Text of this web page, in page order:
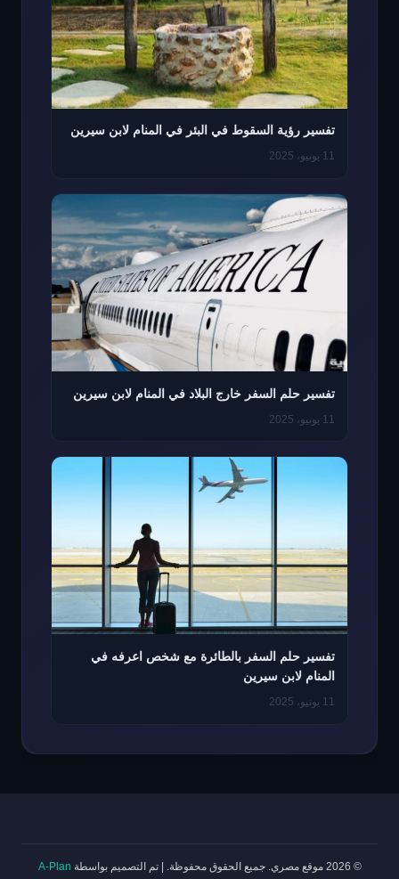
تفسير رؤية السقوط في البئر في المنام لابن سيرين
11 يونيو، 2025
تفسير حلم السفر خارج البلاد في المنام لابن سيرين
11 يونيو، 2025
تفسير حلم السفر بالطائرة مع شخص اعرفه في
المنام لابن سيرين
11 يونيو، 2025
© 2026 موقع مصري. جميع الحقوق محفوظة. |تم التصميم بواسطة A-Plan